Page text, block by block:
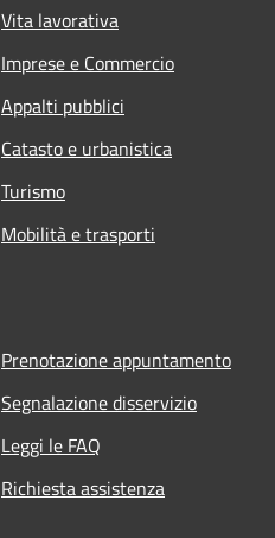
Vita lavorativa
Imprese e Commercio
Appalti pubblici
Catasto e urbanistica
Turismo
Mobilità e trasporti
Prenotazione appuntamento
Segnalazione disservizio
Leggi le FAQ
Richiesta assistenza